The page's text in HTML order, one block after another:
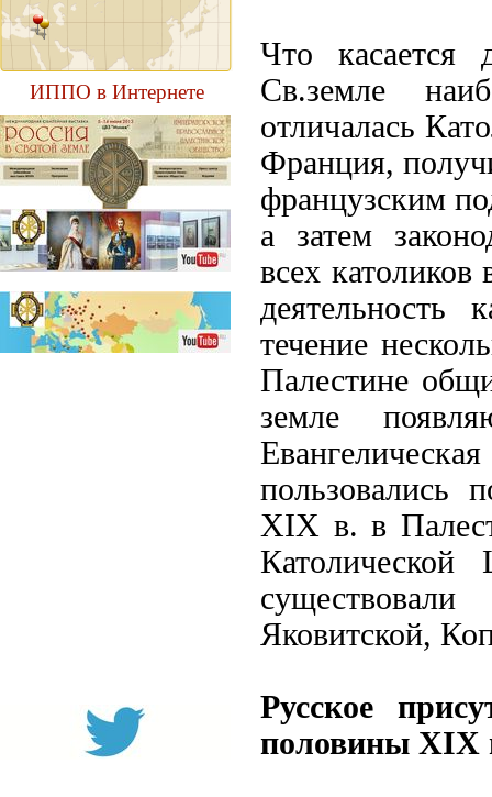
ИППО в Интернете
Что касается
Св.земле
отличалась
Франция,
французским
а затем
всех
деятельность
течение
Палестине
земле
пользовались
XIX в. в
Католической
Яковитской,
Русское
половины XIX